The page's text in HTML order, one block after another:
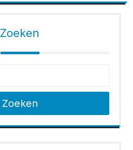
Zoeken
Zoeken